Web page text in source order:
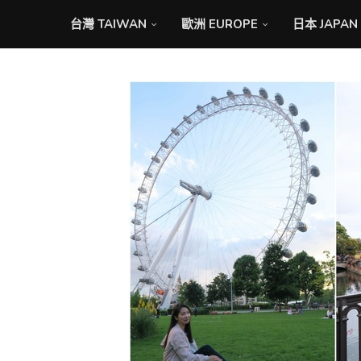
台灣 TAIWAN 歐洲 EUROPE 日本 JAPAN